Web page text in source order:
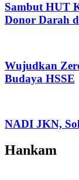
Sambut HUT
Donor Darah
Wujudkan
Budaya HSSE
NADI JKN,
Hankam